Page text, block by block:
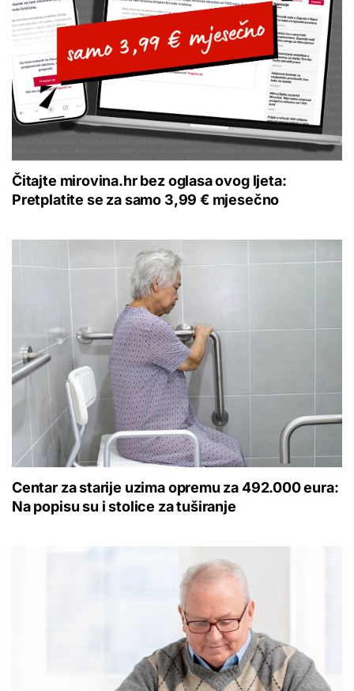
Čitajte mirovina.hr bez oglasa ovog ljeta:
Pretplatite se za samo 3,99 € mjesečno
Centar za starije uzima opremu za 492.000 eura:
Na popisu su i stolice za tuširanje